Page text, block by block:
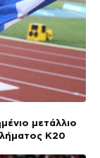
μετάλλιο
Κ20